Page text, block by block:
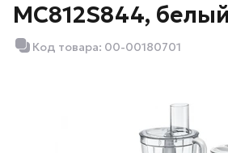
MC812S844, белый
Код товара: 00-00180701